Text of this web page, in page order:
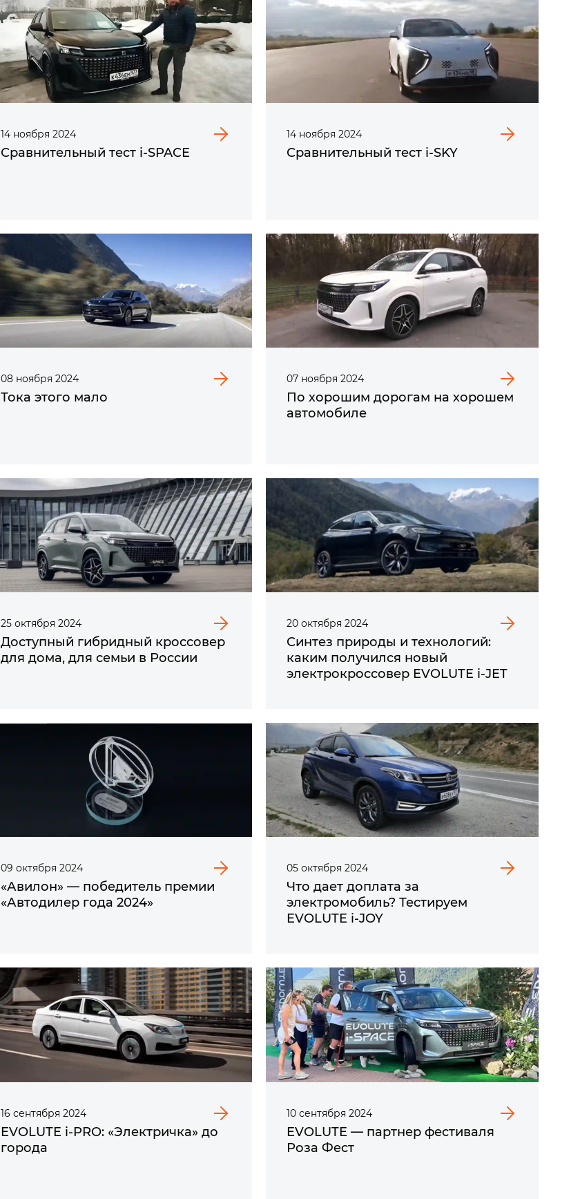
14 ноября 2024
Сравнительный тест i‑SPACE
14 ноября 2024
Сравнительный тест i‑SKY
08 ноября 2024
Тока этого мало
07 ноября 2024
По хорошим дорогам на хорошем
автомобиле
25 октября 2024
Доступный гибридный кроссовер
для дома, для семьи в России
20 октября 2024
Синтез природы и технологий:
каким получился новый
электрокроссовер EVOLUTE i‑JET
09 октября 2024
«Авилон» — победитель премии
«Автодилер года 2024»
05 октября 2024
Что дает доплата за
электромобиль? Тестируем
EVOLUTE i‑JOY
16 сентября 2024
EVOLUTE i‑PRO: «Электричка» до
города
10 сентября 2024
EVOLUTE — партнер фестиваля
Роза Фест